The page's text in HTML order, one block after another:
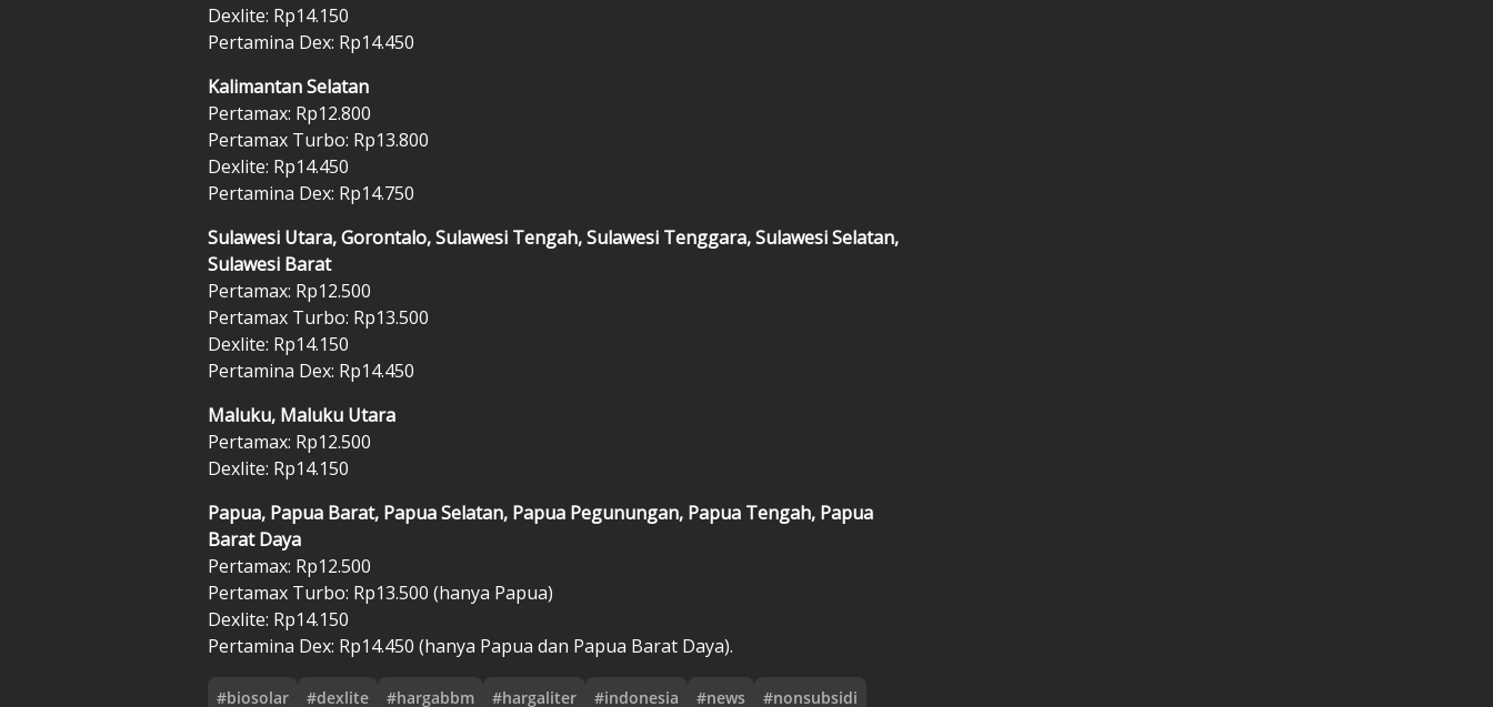
Dexlite: Rp14.150
Pertamina Dex: Rp14.450
Kalimantan Selatan
Pertamax: Rp12.800
Pertamax Turbo: Rp13.800
Dexlite: Rp14.450
Pertamina Dex: Rp14.750
Sulawesi Utara, Gorontalo, Sulawesi Tengah, Sulawesi Tenggara, Sulawesi Selatan,
Sulawesi Barat
Pertamax: Rp12.500
Pertamax Turbo: Rp13.500
Dexlite: Rp14.150
Pertamina Dex: Rp14.450
Maluku, Maluku Utara
Pertamax: Rp12.500
Dexlite: Rp14.150
Papua, Papua Barat, Papua Selatan, Papua Pegunungan, Papua Tengah, Papua
Barat Daya
Pertamax: Rp12.500
Pertamax Turbo: Rp13.500 (hanya Papua)
Dexlite: Rp14.150
Pertamina Dex: Rp14.450 (hanya Papua dan Papua Barat Daya).
#biosolar #dexlite #hargabbm #hargaliter #indonesia #news #nonsubsidi